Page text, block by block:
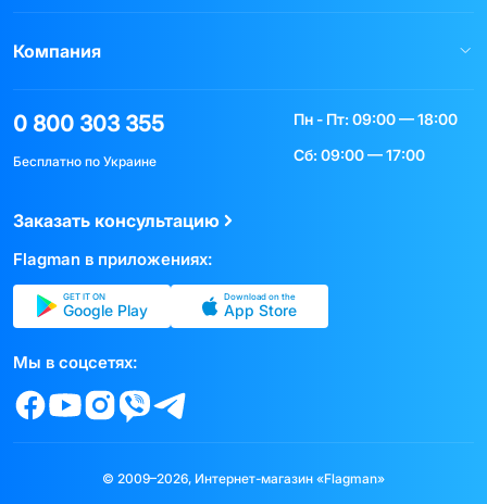
Компания
0 800 303 355
Бесплатно по Украине
Пн - Пт: 09:00 — 18:00
Сб: 09:00 — 17:00
Заказать консультацию
Flagman в приложениях:
GET IT ON
Google Play
Download on the
App Store
Мы в соцсетях:
© 2009–2026, Интернет-магазин «Flagman»